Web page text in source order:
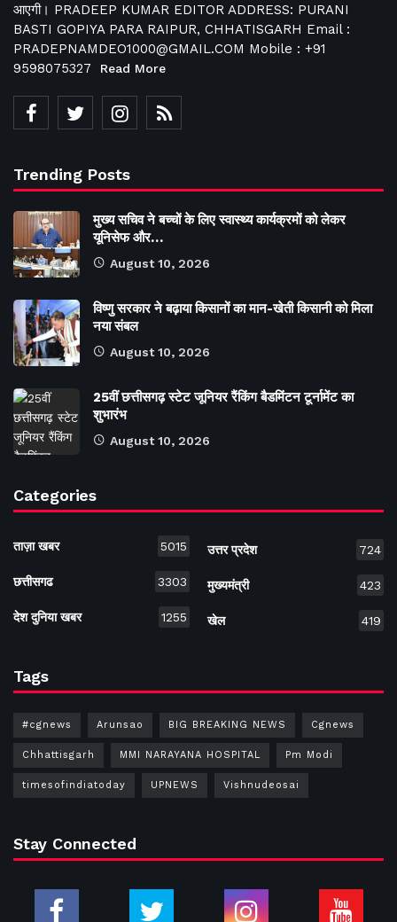
आएगी। PRADEEP KUMAR EDITOR ADDRESS: PURANI
BASTI GOPIYA PARA RAIPUR, CHHATISGARH Email :
PRADEPNAMDEO1000@GMAIL.COM Mobile : +91
9598075327
Read More
Trending Posts
मुख्य सचिव ने बच्चों के लिए स्वास्थ्य कार्यक्रमों को लेकर
यूनिसेफ और…
August 10, 2026
विष्णु सरकार ने बढ़ाया किसानों का मान-खेती किसानी को मिला
नया संबल
August 10, 2026
25वीं छत्तीसगढ़ स्टेट जूनियर रैंकिंग बैडमिंटन टूर्नामेंट का
शुभारंभ
August 10, 2026
Categories
ताज़ा खबर 5015
छत्तीसगढ 3303
देश दुनिया खबर 1255
उत्तर प्रदेश 724
मुख्यमंत्री 423
खेल 419
Tags
#cgnews Arunsao BIG BREAKING NEWS Cgnews
Chhattisgarh MMI NARAYANA HOSPITAL Pm Modi
timesofindiatoday UPNEWS Vishnudeosai
Stay Connected